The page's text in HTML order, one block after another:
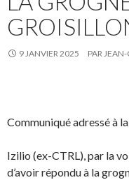
9 JANVIER 2025 PARJEAN-
Communiqué adressé à
Izilio (ex-CTRL), par la
d’avoir répondu à la